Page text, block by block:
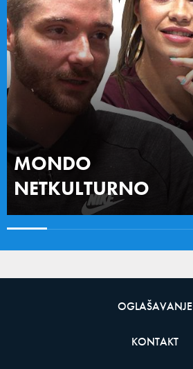
MONDO
NETKULTURNO
OGLAŠAVANJE
KONTAKT